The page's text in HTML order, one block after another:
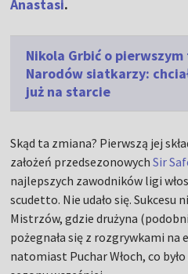
Anastasi.
Nikola Grbić o
Narodów siatkarzy:
już na starcie
Skąd ta zmiana? Pierwszą jej
założeń przedsezonowychSir
najlepszych zawodników ligi
scudetto. Nie udało się. Sukcesu
Mistrzów, gdzie drużyna
pożegnała się z rozgrywkami na
natomiast Puchar Włoch, co